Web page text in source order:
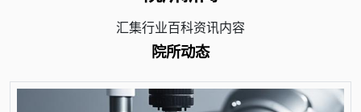
汇集行业百科资讯内容
院所动态